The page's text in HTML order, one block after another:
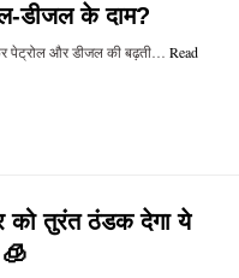
डीजल के दाम?
पेट्रोल और डीजल की बढ़ती… Read
को तुरंत ठंडक देगा ये